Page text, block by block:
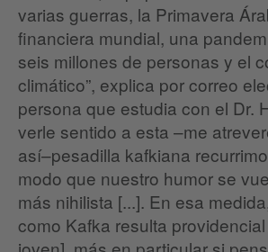
varias guerras, la Primavera
financiera mundial, una
seis millones de personas y el
climático”, explica por correo
persona que estudia con el Dr.
verle sentido a esta –me
así–pesadilla kafkiana
modo que nuestro humor se
más nihilista [...]. En esa
como Kafka resulta